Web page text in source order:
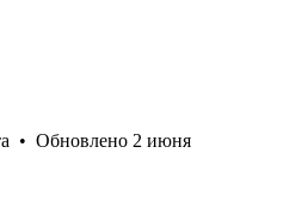
• Обновлено 2 июня